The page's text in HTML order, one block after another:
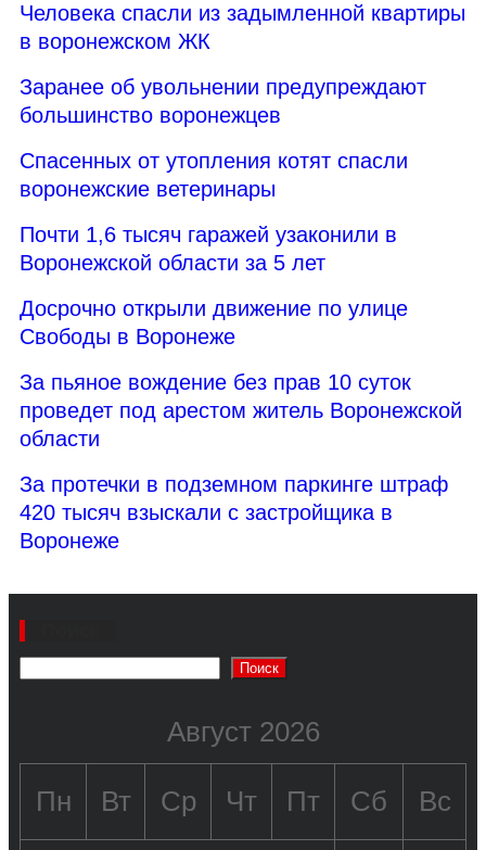
Человека спасли из задымленной квартиры
в воронежском ЖК
Заранее об увольнении предупреждают
большинство воронежцев
Спасенных от утопления котят спасли
воронежские ветеринары
Почти 1,6 тысяч гаражей узаконили в
Воронежской области за 5 лет
Досрочно открыли движение по улице
Свободы в Воронеже
За пьяное вождение без прав 10 суток
проведет под арестом житель Воронежской
области
За протечки в подземном паркинге штраф
420 тысяч взыскали с застройщика в
Воронеже
Поиск
Август 2026
Пн Вт Ср Чт Пт Сб Вс